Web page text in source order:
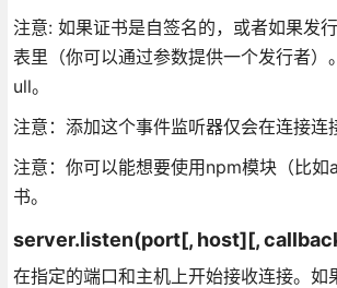
注意: 如果证书是自签名的，或者如果发
表里（你可以通过参数提供一个发行者）
ull。
注意：添加这个事件监听器仅会在连接连
注意：你可以能想要使用npm模块（比如
书。
server.listen(port[, host][,
在指定的端口和主机上开始接收连接。如